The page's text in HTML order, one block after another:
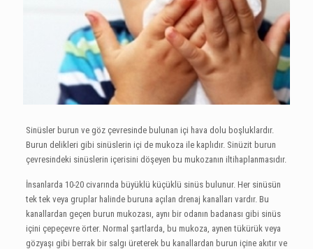
Sinüsler burun ve göz çevresinde bulunan içi hava dolu boşluklardır.
Burun delikleri gibi sinüslerin içi de mukoza ile kaplıdır. Sinüzit burun
çevresindeki sinüslerin içerisini döşeyen bu mukozanın iltihaplanmasıdır.
İnsanlarda 10-20 civarında büyüklü küçüklü sinüs bulunur. Her sinüsün
tek tek veya gruplar halinde buruna açılan drenaj kanalları vardır. Bu
kanallardan geçen burun mukozası, aynı bir odanın badanası gibi sinüs
içini çepeçevre örter. Normal şartlarda, bu mukoza, aynen tükürük veya
gözyaşı gibi berrak bir salgı üreterek bu kanallardan burun içine akıtır ve